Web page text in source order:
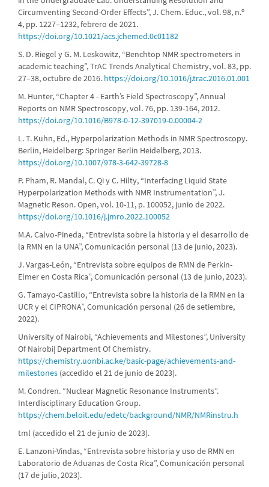
Circumventing Second-Order Effects”, J. Chem. Educ., vol. 98, n.º
4, pp. 1227–1232, febrero de 2021.
https://doi.org/10.1021/acs.jchemed.0c01182
S. D. Riegel y G. M. Leskowitz, “Benchtop NMR spectrometers in
academic teaching”, TrAC Trends Analytical Chemistry, vol. 83, pp.
27–38, octubre de 2016. https://doi.org/10.1016/j.trac.2016.01.001
M. Hunter, “Chapter 4 - Earth’s Field Spectroscopy”, Annual
Reports on NMR Spectroscopy, vol. 76, pp. 139-164, 2012.
https://doi.org/10.1016/B978-0-12-397019-0.00004-2
L. T. Kuhn, Ed., Hyperpolarization Methods in NMR Spectroscopy.
Berlin, Heidelberg: Springer Berlin Heidelberg, 2013.
https://doi.org/10.1007/978-3-642-39728-8
P. Pham, R. Mandal, C. Qi y C. Hilty, “Interfacing Liquid State
Hyperpolarization Methods with NMR Instrumentation”, J.
Magnetic Reson. Open, vol. 10-11, p. 100052, junio de 2022.
https://doi.org/10.1016/j.jmro.2022.100052
M.A. Calvo-Pineda, “Entrevista sobre la historia y el desarrollo de
la RMN en la UNA”, Comunicación personal (13 de junio, 2023).
J. Vargas-León, “Entrevista sobre equipos de RMN de Perkin-
Elmer en Costa Rica”, Comunicación personal (13 de junio, 2023).
G. Tamayo-Castillo, “Entrevista sobre la historia de la RMN en la
UCR y el CIPRONA”, Comunicación personal (26 de setiembre,
2022).
University of Nairobi, “Achievements and Milestones”, University
Of Nairobi| Department Of Chemistry.
https://chemistry.uonbi.ac.ke/basic-page/achievements-and-
milestones (accedido el 21 de junio de 2023).
M. Condren. “Nuclear Magnetic Resonance Instruments”.
Interdisciplinary Education Group.
https://chem.beloit.edu/edetc/background/NMR/NMRinstru.h
tml (accedido el 21 de junio de 2023).
E. Lanzoni-Vindas, “Entrevista sobre historia y uso de RMN en
Laboratorio de Aduanas de Costa Rica”, Comunicación personal
(17 de julio, 2023).